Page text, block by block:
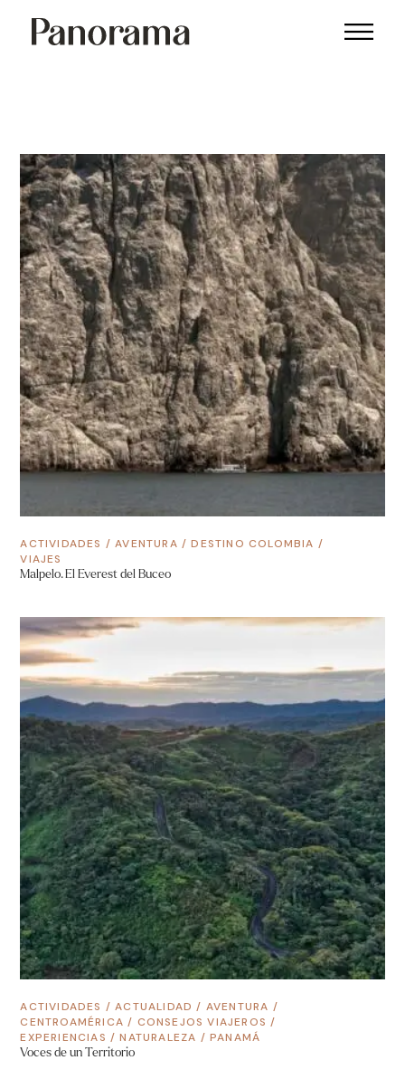
ACTIVIDADES /AVENTURA /DESTINO COLOMBIA /
VIAJES
Malpelo. El Everest del Buceo
ACTIVIDADES /ACTUALIDAD / AVENTURA /
CENTROAMÉRICA / CONSEJOS VIAJEROS /
EXPERIENCIAS /NATURALEZA /PANAMÁ
Voces de un Territorio